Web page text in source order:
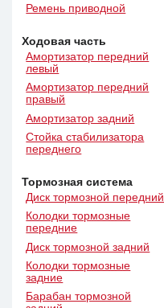
Ремень приводной
Ходовая часть
Амортизатор передний
левый
Амортизатор передний
правый
Амортизатор задний
Стойка стабилизатора
переднего
Тормозная система
Диск тормозной передний
Колодки тормозные
передние
Диск тормозной задний
Колодки тормозные
задние
Барабан тормозной